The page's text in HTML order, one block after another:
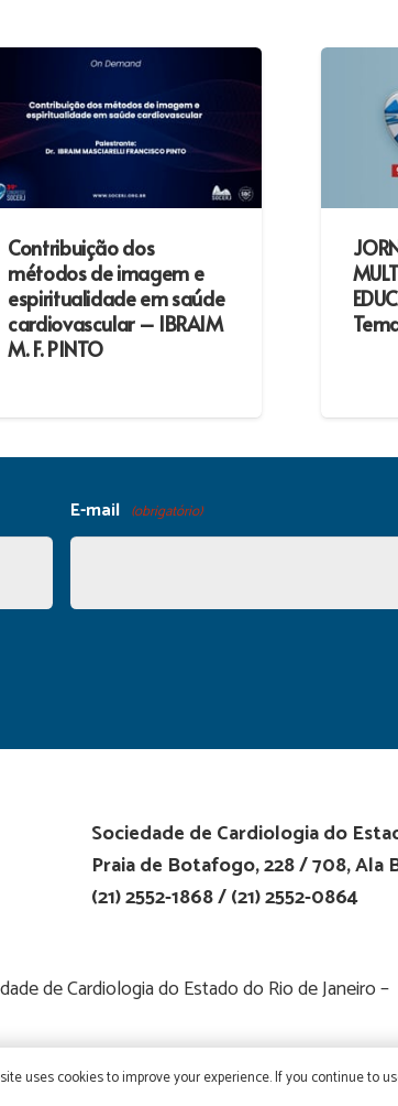
Contribuição dos
métodos de imagem e
espiritualidade em saúde
cardiovascular – IBRAIM
M. F. PINTO
E-mail (obrigatório)
Sociedade de Cardiologia do
Praia de Botafogo, 228 / 708, Ala
(21) 2552-1868 / (21) 2552-0864
de Cardiologia do Estado do Rio de Janeiro –
uses cookies to improve your experience. If you continue to